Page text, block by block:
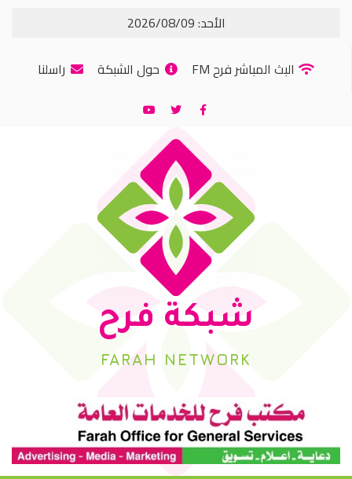
الأحد: 2026/08/09
البث المباشر فرح FM
حول الشبكة راسلنا
شبكة فرح
FARAH NETWORK